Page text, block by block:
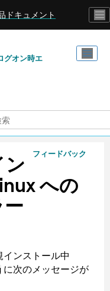
ドキュメント
グオン時エ
フィードバック
ン
への
ンストール中
に次のメッセージが